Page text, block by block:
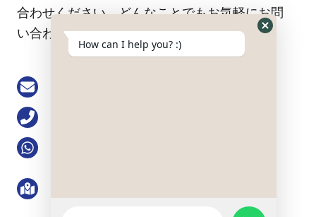
合わせください。どんなことでもお気軽にお問
い合わせください。.
How can I help you? :)